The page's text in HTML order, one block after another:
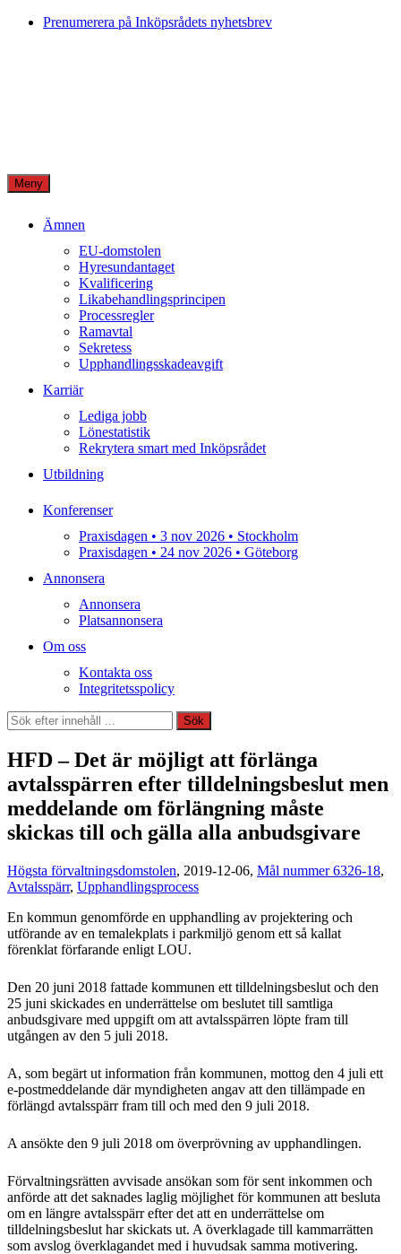
Skip
Prenumerera på Inköpsrådets nyhetsbrev
Meny
Ämnen
EU-domstolen
Hyresundantaget
Kvalificering
Likabehandlingsprincipen
Processregler
Ramavtal
Sekretess
Upphandlingsskadeavgift
Karriär
Lediga jobb
Lönestatistik
Rekrytera smart med Inköpsrådet
Utbildning
Konferenser
Praxisdagen • 3 nov 2026 • Stockholm
Praxisdagen • 24 nov 2026 • Göteborg
Annonsera
Annonsera
Platsannonsera
Om oss
Kontakta oss
Integritetsspolicy
Sök
Sök
HFD – Det är möjligt att förlänga
avtalsspärren efter tilldelningsbeslut men
meddelande om förlängning måste
skickas till och gälla alla anbudsgivare
Högsta förvaltningsdomstolen, 2019-12-06, Mål nummer 6326-18,
Avtalsspärr, Upphandlingsprocess
En kommun genomförde en upphandling av projektering och
utförande av en temalekplats i parkmiljö genom ett så kallat
förenklat förfarande enligt LOU.
Den 20 juni 2018 fattade kommunen ett tilldelningsbeslut och den
25 juni skickades en underrättelse om beslutet till samtliga
anbudsgivare med uppgift om att avtalsspärren löpte fram till
utgången av den 5 juli 2018.
A, som begärt ut information från kommunen, mottog den 4 juli ett
e-postmeddelande där myndigheten angav att den tillämpade en
förlängd avtalsspärr fram till och med den 9 juli 2018.
A ansökte den 9 juli 2018 om överprövning av upphandlingen.
Förvaltningsrätten avvisade ansökan som för sent inkommen och
anförde att det saknades laglig möjlighet för kommunen att besluta
om en längre avtalsspärr efter det att en underrättelse om
tilldelningsbeslut har skickats ut. A överklagade till kammarrätten
som avslog överklagandet med i huvudsak samma motivering.